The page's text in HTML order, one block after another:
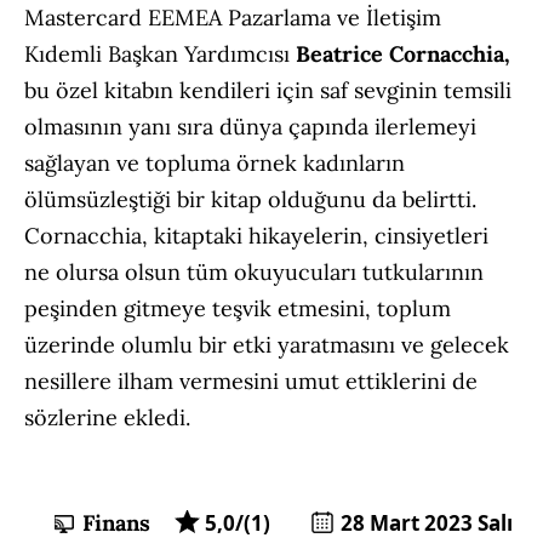
Mastercard EEMEA Pazarlama ve İletişim
Kıdemli Başkan Yardımcısı Beatrice Cornacchia,
bu özel kitabın kendileri için saf sevginin temsili
olmasının yanı sıra dünya çapında ilerlemeyi
sağlayan ve topluma örnek kadınların
ölümsüzleştiği bir kitap olduğunu da belirtti.
Cornacchia, kitaptaki hikayelerin, cinsiyetleri
ne olursa olsun tüm okuyucuları tutkularının
peşinden gitmeye teşvik etmesini, toplum
üzerinde olumlu bir etki yaratmasını ve gelecek
nesillere ilham vermesini umut ettiklerini de
sözlerine ekledi.
Finans 5,0/(1) 28 Mart 2023 Salı